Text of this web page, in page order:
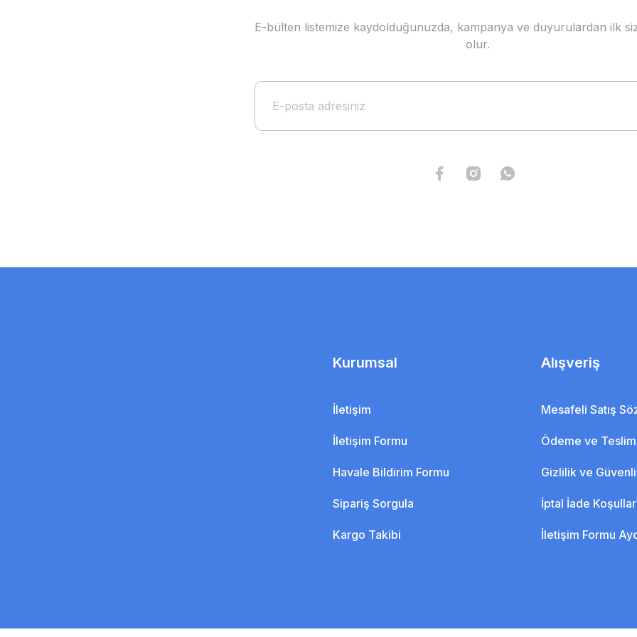
E-bülten listemize kaydolduğunuzda, kampanya ve duyurulardan ilk
olur.
Kurumsal
İletişim
İletişim Formu
Havale Bildirim Formu
Sipariş Sorgula
Kargo Takibi
Alışveriş
Mesafeli Satış
Ödeme ve
Gizlilik ve
İptal İade
İletişim Formu